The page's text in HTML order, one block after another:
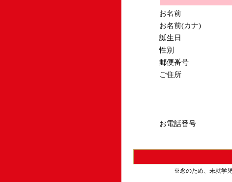
お名前
お名前(カナ)
誕生日
性別
郵便番号
ご住所
お電話番号
※念のため、未就学